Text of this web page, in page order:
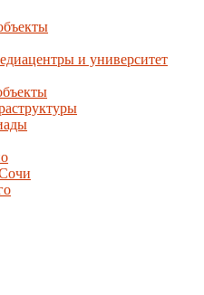
и университет